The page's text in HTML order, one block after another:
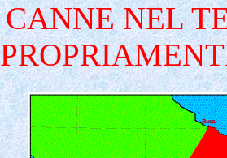
CANNE NEL